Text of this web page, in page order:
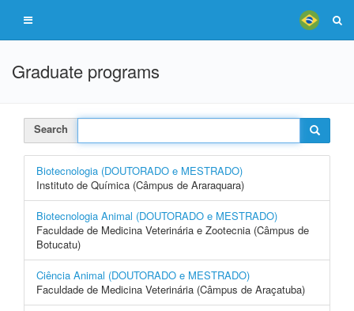
Graduate programs
Search
Biotecnologia (DOUTORADO e MESTRADO)
Instituto de Química (Câmpus de Araraquara)
Biotecnologia Animal (DOUTORADO e MESTRADO)
Faculdade de Medicina Veterinária e Zootecnia (Câmpus de
Botucatu)
Ciência Animal (DOUTORADO e MESTRADO)
Faculdade de Medicina Veterinária (Câmpus de Araçatuba)